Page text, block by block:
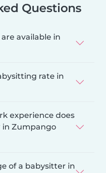
Questions
available in
rate in
experience does
in Zumpango
of a babysitter in